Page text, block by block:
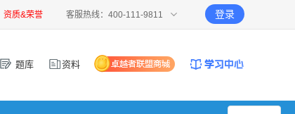
资质&荣誉 客服热线：400-111-9811 登录
题库 资料